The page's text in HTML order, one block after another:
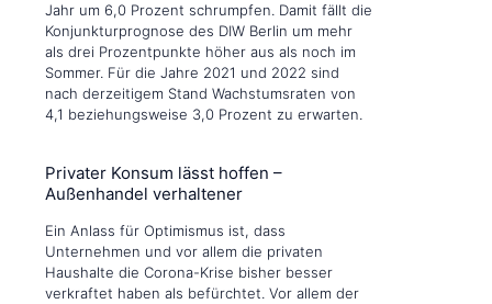
Jahr um 6,0 Prozent schrumpfen. Damit fällt die
Konjunkturprognose des DIW Berlin um mehr
als drei Prozentpunkte höher aus als noch im
Sommer. Für die Jahre 2021 und 2022 sind
nach derzeitigem Stand Wachstumsraten von
4,1 beziehungsweise 3,0 Prozent zu erwarten.
Privater Konsum lässt hoffen –
Außenhandel verhaltener
Ein Anlass für Optimismus ist, dass
Unternehmen und vor allem die privaten
Haushalte die Corona-Krise bisher besser
verkraftet haben als befürchtet. Vor allem der